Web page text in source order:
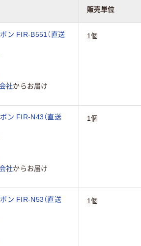
販売単位
ン FIR-B551（直送
社からお届け
1個
ン FIR-N43（直送
社からお届け
1個
ン FIR-N53（直送
1個